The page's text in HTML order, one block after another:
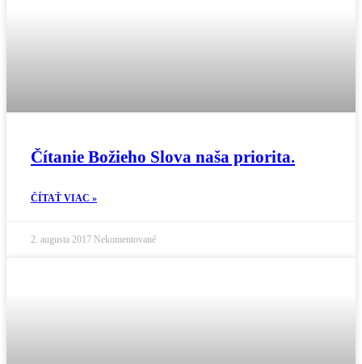
Čítanie Božieho Slova naša priorita.
ČÍTAŤ VIAC »
2. augusta 2017 Nekomentované